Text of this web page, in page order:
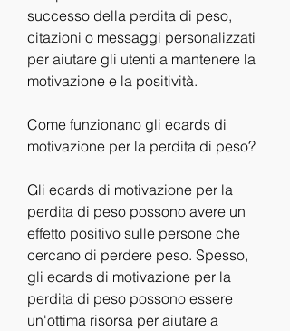
successo della perdita di peso,
citazioni o messaggi personalizzati
per aiutare gli utenti a mantenere la
motivazione e la positività.
Come funzionano gli ecards di
motivazione per la perdita di peso?
Gli ecards di motivazione per la
perdita di peso possono avere un
effetto positivo sulle persone che
cercano di perdere peso. Spesso,
gli ecards di motivazione per la
perdita di peso possono essere
un'ottima risorsa per aiutare a